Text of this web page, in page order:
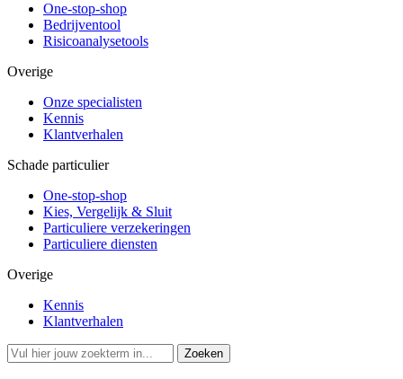
One-stop-shop
Bedrijventool
Risicoanalysetools
Overige
Onze specialisten
Kennis
Klantverhalen
Schade particulier
One-stop-shop
Kies, Vergelijk & Sluit
Particuliere verzekeringen
Particuliere diensten
Overige
Kennis
Klantverhalen